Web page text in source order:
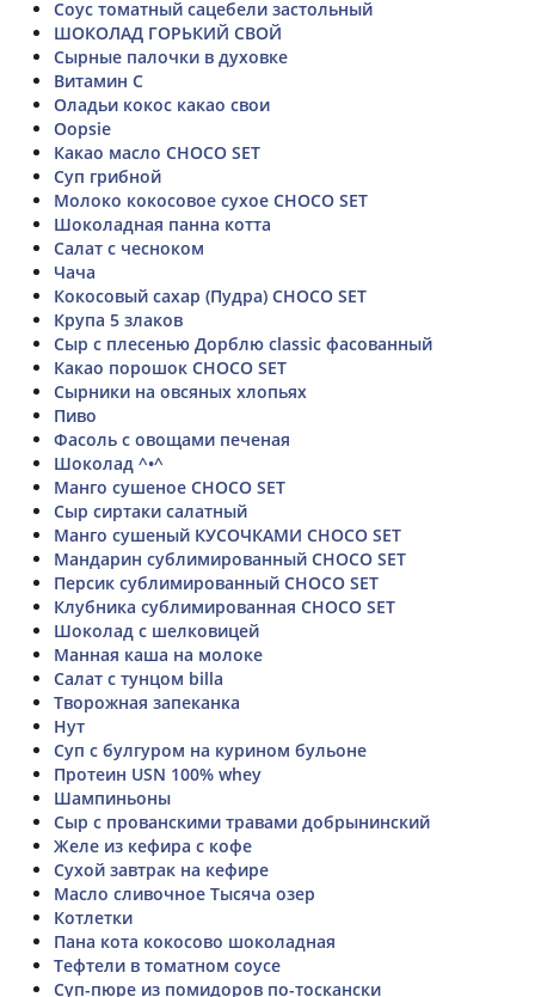
Соус томатный сацебели застольный
ШОКОЛАД ГОРЬКИЙ СВОЙ
Сырные палочки в духовке
Витамин С
Оладьи кокос какао свои
Oopsie
Какао масло CHOCO SET
Суп грибной
Молоко кокосовое сухое CHOCO SET
Шоколадная панна котта
Салат с чесноком
Чача
Кокосовый сахар (Пудра) CHOCO SET
Крупа 5 злаков
Сыр с плесенью Дорблю classic фасованный
Какао порошок CHOCO SET
Сырники на овсяных хлопьях
Пиво
Фасоль с овощами печеная
Шоколад ^•^
Манго сушеное CHOCO SET
Сыр сиртаки салатный
Манго сушеный КУСОЧКАМИ CHOCO SET
Мандарин сублимированный CHOCO SET
Персик сублимированный CHOCO SET
Клубника сублимированная CHOCO SET
Шоколад с шелковицей
Манная каша на молоке
Салат с тунцом billa
Творожная запеканка
Нут
Суп с булгуром на курином бульоне
Протеин USN 100% whey
Шампиньоны
Сыр с прованскими травами добрынинский
Желе из кефира с кофе
Сухой завтрак на кефире
Масло сливочное Тысяча озер
Котлетки
Пана кота кокосово шоколадная
Тефтели в томатном соусе
Суп-пюре из помидоров по-тоскански